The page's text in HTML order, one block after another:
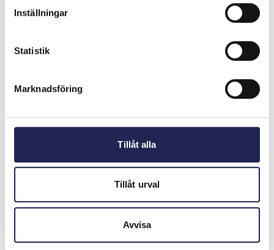
Inställningar
Statistik
Marknadsföring
Tillåt alla
Tillåt urval
Avvisa
ångerfristen. Operatören hade inte visat att de
informerat om rättsföljderna av att ångerrätten utövas.
ångra avtalet och behövde inte betala någonting till
Dela sidan
Skriv ut sidan
Telekområdgivarna